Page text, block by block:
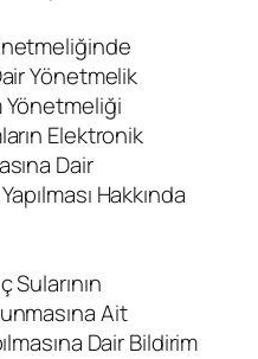
Yönetmelik
Yönetmeliği
Elektronik
Dair
Hakkında
Sularının
Ait
Dair Bildirim